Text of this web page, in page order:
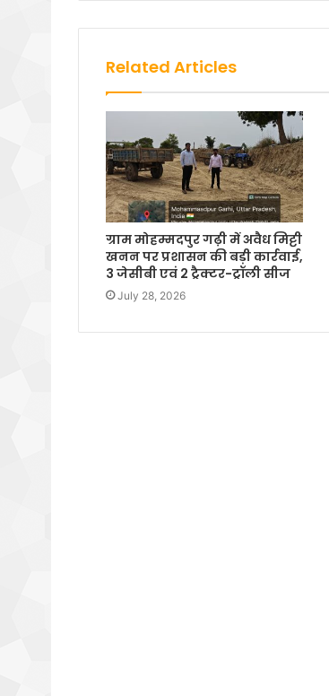
Related Articles
ग्राम मोहम्मदपुर गढ़ी में अवैध मिट्टी
खनन पर प्रशासन की बड़ी कार्रवाई,
3 जेसीबी एवं 2 ट्रैक्टर-ट्रॉली सीज
July 28, 2026